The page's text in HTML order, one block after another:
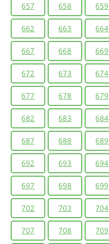
657 658 659
662 663 664
667 668 669
672 673 674
677 678 679
682 683 684
687 688 689
692 693 694
697 698 699
702 703 704
707 708 709